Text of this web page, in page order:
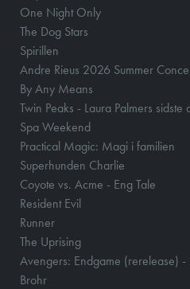
One Night Only
The Dog Stars
Spirillen
Andre Rieus 2026 Summer
By Any Means
Twin Peaks - Laura Palmers sidste
Spa Weekend
Practical Magic: Magi i familien
Superhunden Charlie
Coyote vs. Acme - Eng Tale
Resident Evil
Runner
The Uprising
Avengers: Endgame (rerelease) -
Brohr